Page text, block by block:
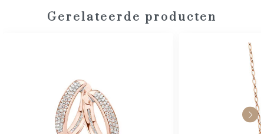
Gerelateerde producten